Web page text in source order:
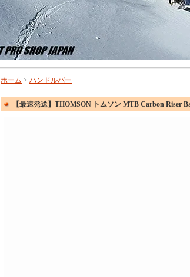
ホーム > ハンドルバー
【最速発送】THOMSON トムソン MTB Carbon Riser